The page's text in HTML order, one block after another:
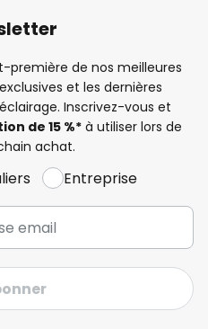
de nos meilleures
et les dernières
Inscrivez-vous et
de 15 %*à utiliser lors de
achat.
Entreprise